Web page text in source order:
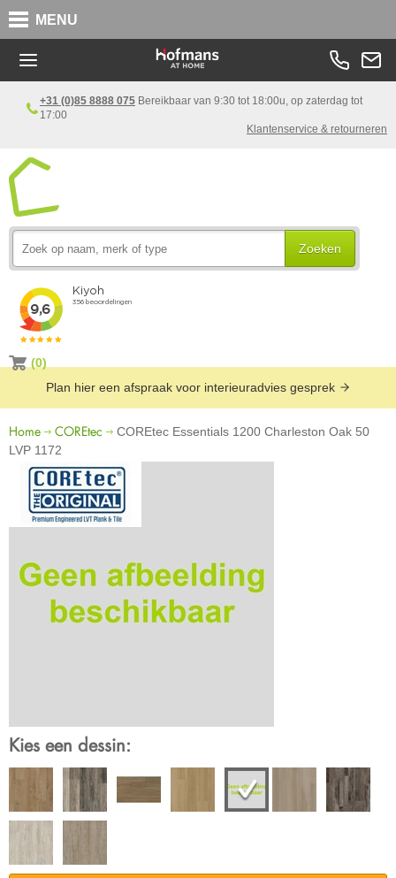
MENU
+31 (0)85 8888 075 Bereikbaar van 9:30 tot 18:00u, op zaterdag tot
17:00
Klantenservice & retourneren
Zoeken
(0)
Plan hier een afspraak voor interieuradvies gesprek
Home COREtec
COREtec Essentials 1200 Charleston Oak 50
LVP 1172
Kies een dessin: